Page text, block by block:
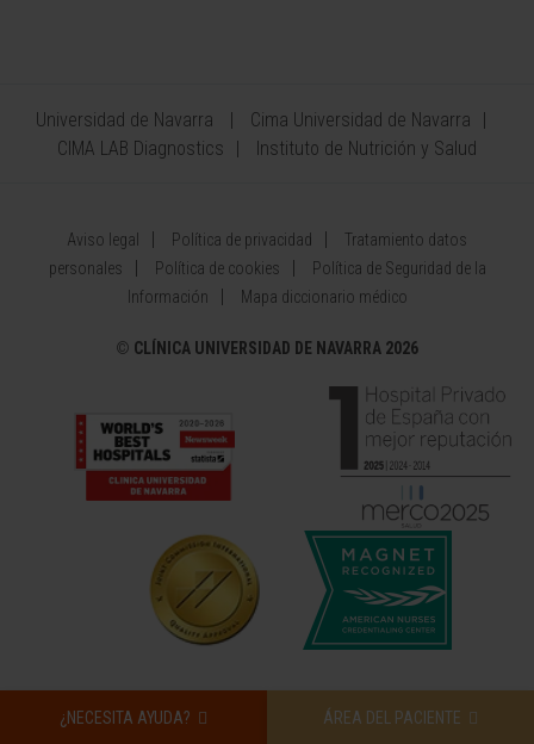
¿NECESITA AYUDA? ÁREA DEL PACIENTE
Universidad de Navarra
Cima Universidad de Navarra
CIMA LAB Diagnostics
Instituto de Nutrición y Salud
Aviso legal Política de privacidad
Tratamiento datos
personales
Política de cookies
Política de Seguridad de la
Información
Mapa diccionario médico
© CLÍNICA UNIVERSIDAD DE NAVARRA 2026